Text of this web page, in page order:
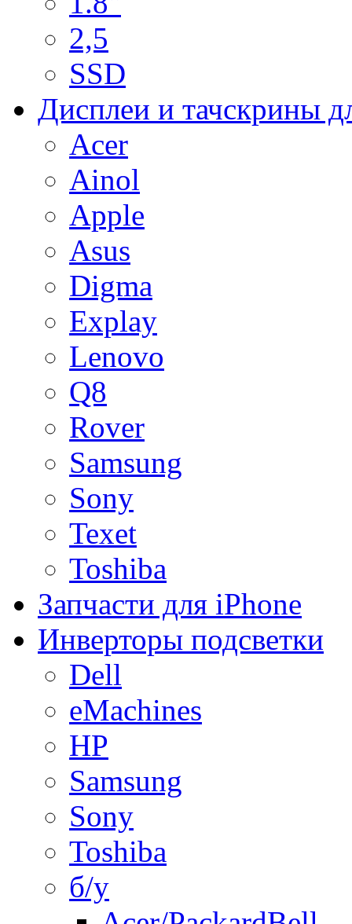
2,5
SSD
Дисплеи и тачскрины
Acer
Ainol
Apple
Asus
Digma
Explay
Lenovo
Q8
Rover
Samsung
Sony
Texet
Toshiba
Запчасти для iPhone
Инверторы подсветки
Dell
eMachines
HP
Samsung
Sony
Toshiba
б/у